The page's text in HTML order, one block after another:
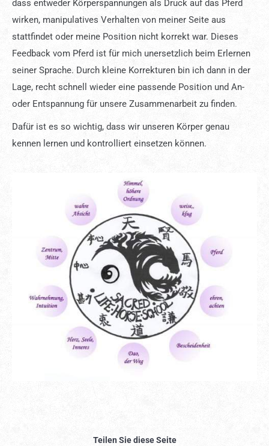
dass entweder Körperspannungen als Druck auf das Pferd
wirken, manipulatives Verhalten von meiner Seite aus
stattfindet oder meine Position nicht korrekt war. Dieses
Feedback vom Pferd ist für mich unersetzlich beim Erlernen
seiner Sprache. Durch kleine Korrekturen bin ich dann in der
Lage, recht schnell wieder eine passende Position und An-
oder Entspannung für unsere Zusammenarbeit zu finden.
Dafür ist es so wichtig, dass wir unseren Körper genau
kennen lernen und kontrolliert einsetzen können.
Teilen Sie diese Seite